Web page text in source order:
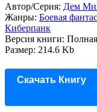
Автор/Серия: Дем
Жанры: Боевая
Киберпанк
Версия книги:
Размер: 214.6 Kb
Скачать Книгу